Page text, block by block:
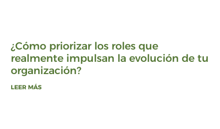
¿Cómo priorizar los roles que
realmente impulsan la evolución de tu
organización?
LEER MÁS